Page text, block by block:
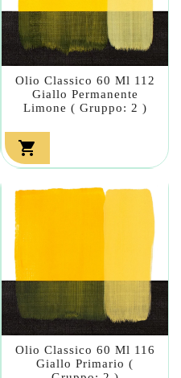
Olio Classico 60 Ml 112
Giallo Permanente
Limone ( Gruppo: 2 )

Olio Classico 60 Ml 116
Giallo Primario (